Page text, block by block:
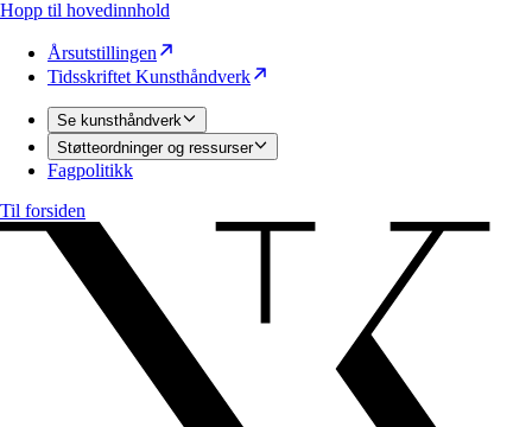
Hopp til hovedinnhold
Årsutstillingen
Tidsskriftet Kunsthåndverk
Se kunsthåndverk
Støtteordninger og ressurser
Fagpolitikk
Til forsiden